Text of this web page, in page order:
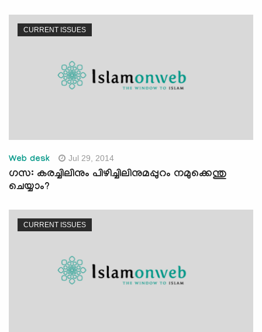
CURRENT ISSUES
Web desk Jul 29, 2014
ഗസ: കരച്ചിലിനും പിഴിച്ചിലിനുമപ്പുറം നമുക്കെന്തു
ചെയ്യാം?
CURRENT ISSUES